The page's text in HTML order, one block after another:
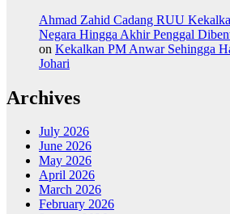
Ahmad Zahid Cadang RUU
Negara Hingga Akhir Penggal
on Kekalkan PM Anwar Sehingga
Johari
Archives
July 2026
June 2026
May 2026
April 2026
March 2026
February 2026